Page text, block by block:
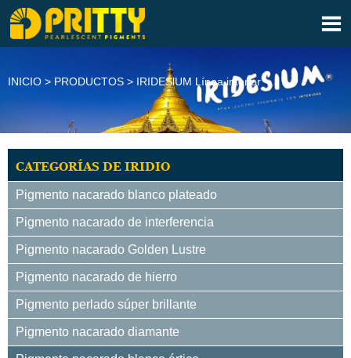

INICIO > PRODUCTOS > IRIDESlUM Línea interior
CATEGORÍAS DE IRIDIO
Pigmento nacarado blanco plateado
Pigmento nacarado de interferencia
Pigmento nacarado Golden Lustre
Pigmento nacarado de hierro
Pigmento perlado súper brillante
Pigmento nacarado diamante